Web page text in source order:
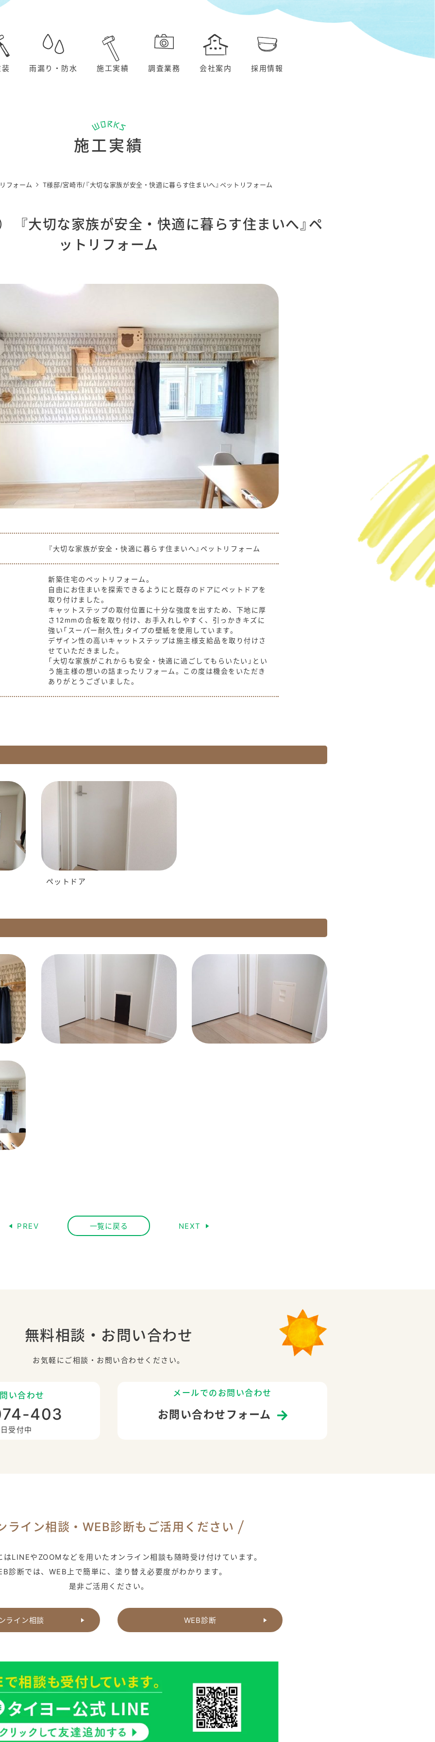
雨漏り・防水 施工実績 調査業務 会社案内 採用情報
施工実績
フォーム T様邸/宮崎市/『大切な家族が安全・快適に暮らす住まいへ』ペットリフォーム
『大切な家族が安全・快適に暮らす住まいへ』ペ
ットリフォーム
『大切な家族が安全・快適に暮らす住まいへ』ペットリフォーム
新築住宅のペットリフォーム。
自由にお住まいを探索できるようにと既存のドアにペットドアを
取り付けました。
キャットステップの取付位置に十分な強度を出すため、下地に厚
さ12mmの合板を取り付け、お手入れしやすく、引っかきキズに
強い「スーパー耐久性」タイプの壁紙を使用しています。
デザイン性の高いキャットステップは施主様支給品を取り付けさ
せていただきました。
「大切な家族がこれからも安全・快適に過ごしてもらいたい」とい
う施主様の想いの詰まったリフォーム。この度は機会をいただき
ありがとうございました。
ペットドア
PREV 一覧に戻る NEXT
無料相談・お問い合わせ
お気軽にご相談・お問い合わせください。
い合わせ
403
受付中
メールでのお問い合わせ
お問い合わせフォーム
ライン相談・ WEB診断もご活用ください
はLINEやZOOMなどを用いたオンライン相談も随時受け付けています。
診断では、WEB上で簡単に、 塗り替え必要度がわかります。
是非ご活用ください。
ライン相談 WEB診断